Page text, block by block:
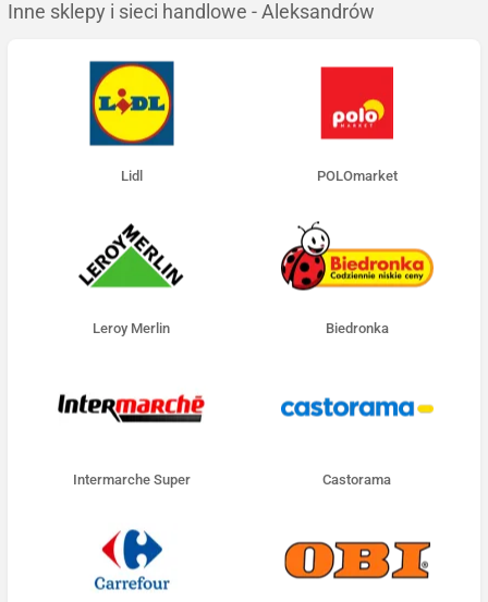
Inne sklepy i sieci handlowe - Aleksandrów
Lidl POLOmarket
Leroy Merlin Biedronka
Intermarche Super Castorama